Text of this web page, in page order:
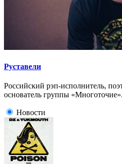
Руставели
Российский рэп-исполнитель,
основатель группы «Многоточие».
Новости